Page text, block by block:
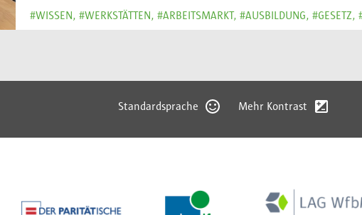
#WISSEN, #WERKSTÄTTEN, #ARBEITSMARKT, #AUSBILDUNG, #GESETZ,
Standardsprache Mehr Kontrast